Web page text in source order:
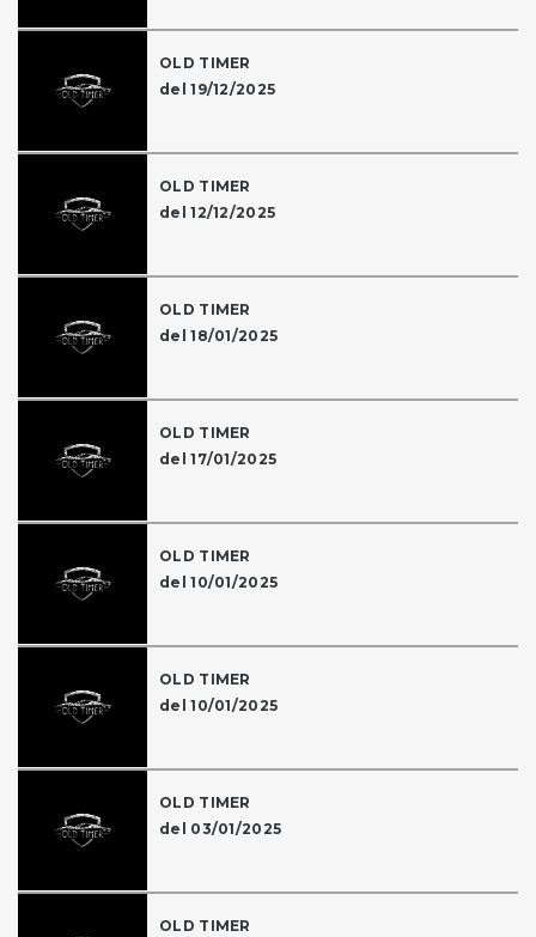
OLD TIMER
del 19/12/2025
OLD TIMER
del 12/12/2025
OLD TIMER
del 18/01/2025
OLD TIMER
del 17/01/2025
OLD TIMER
del 10/01/2025
OLD TIMER
del 10/01/2025
OLD TIMER
del 03/01/2025
OLD TIMER